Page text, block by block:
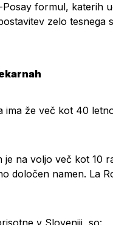
Posay formul, katerih
zelo
ima že več kot 40
na voljo več kot 10
določen namen. La
v Sloveniji, so: